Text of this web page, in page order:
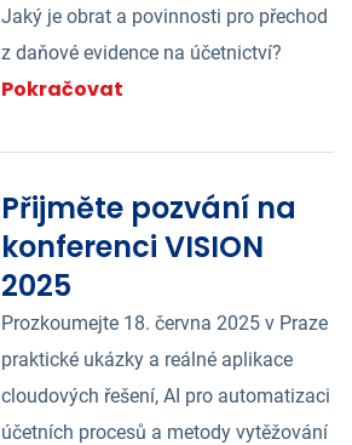
Jaký je obrat a povinnosti pro přechod
z daňové evidence na účetnictví?
Pokračovat
Přijměte pozvání na
konferenci VISION
2025
Prozkoumejte 18. června 2025 v Praze
praktické ukázky a reálné aplikace
cloudových řešení, AI pro automatizaci
účetních procesů a metody vytěžování